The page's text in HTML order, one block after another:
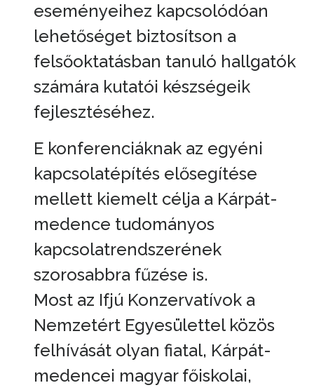
eseményeihez kapcsolódóan
lehetőséget biztosítson a
felsőoktatásban tanuló hallgatók
számára kutatói készségeik
fejlesztéséhez.
E konferenciáknak az egyéni
kapcsolatépítés elősegítése
mellett kiemelt célja a Kárpát-
medence tudományos
kapcsolatrendszerének
szorosabbra fűzése is.
Most az Ifjú Konzervatívok a
Nemzetért Egyesülettel közös
felhívását olyan fiatal, Kárpát-
medencei magyar főiskolai,